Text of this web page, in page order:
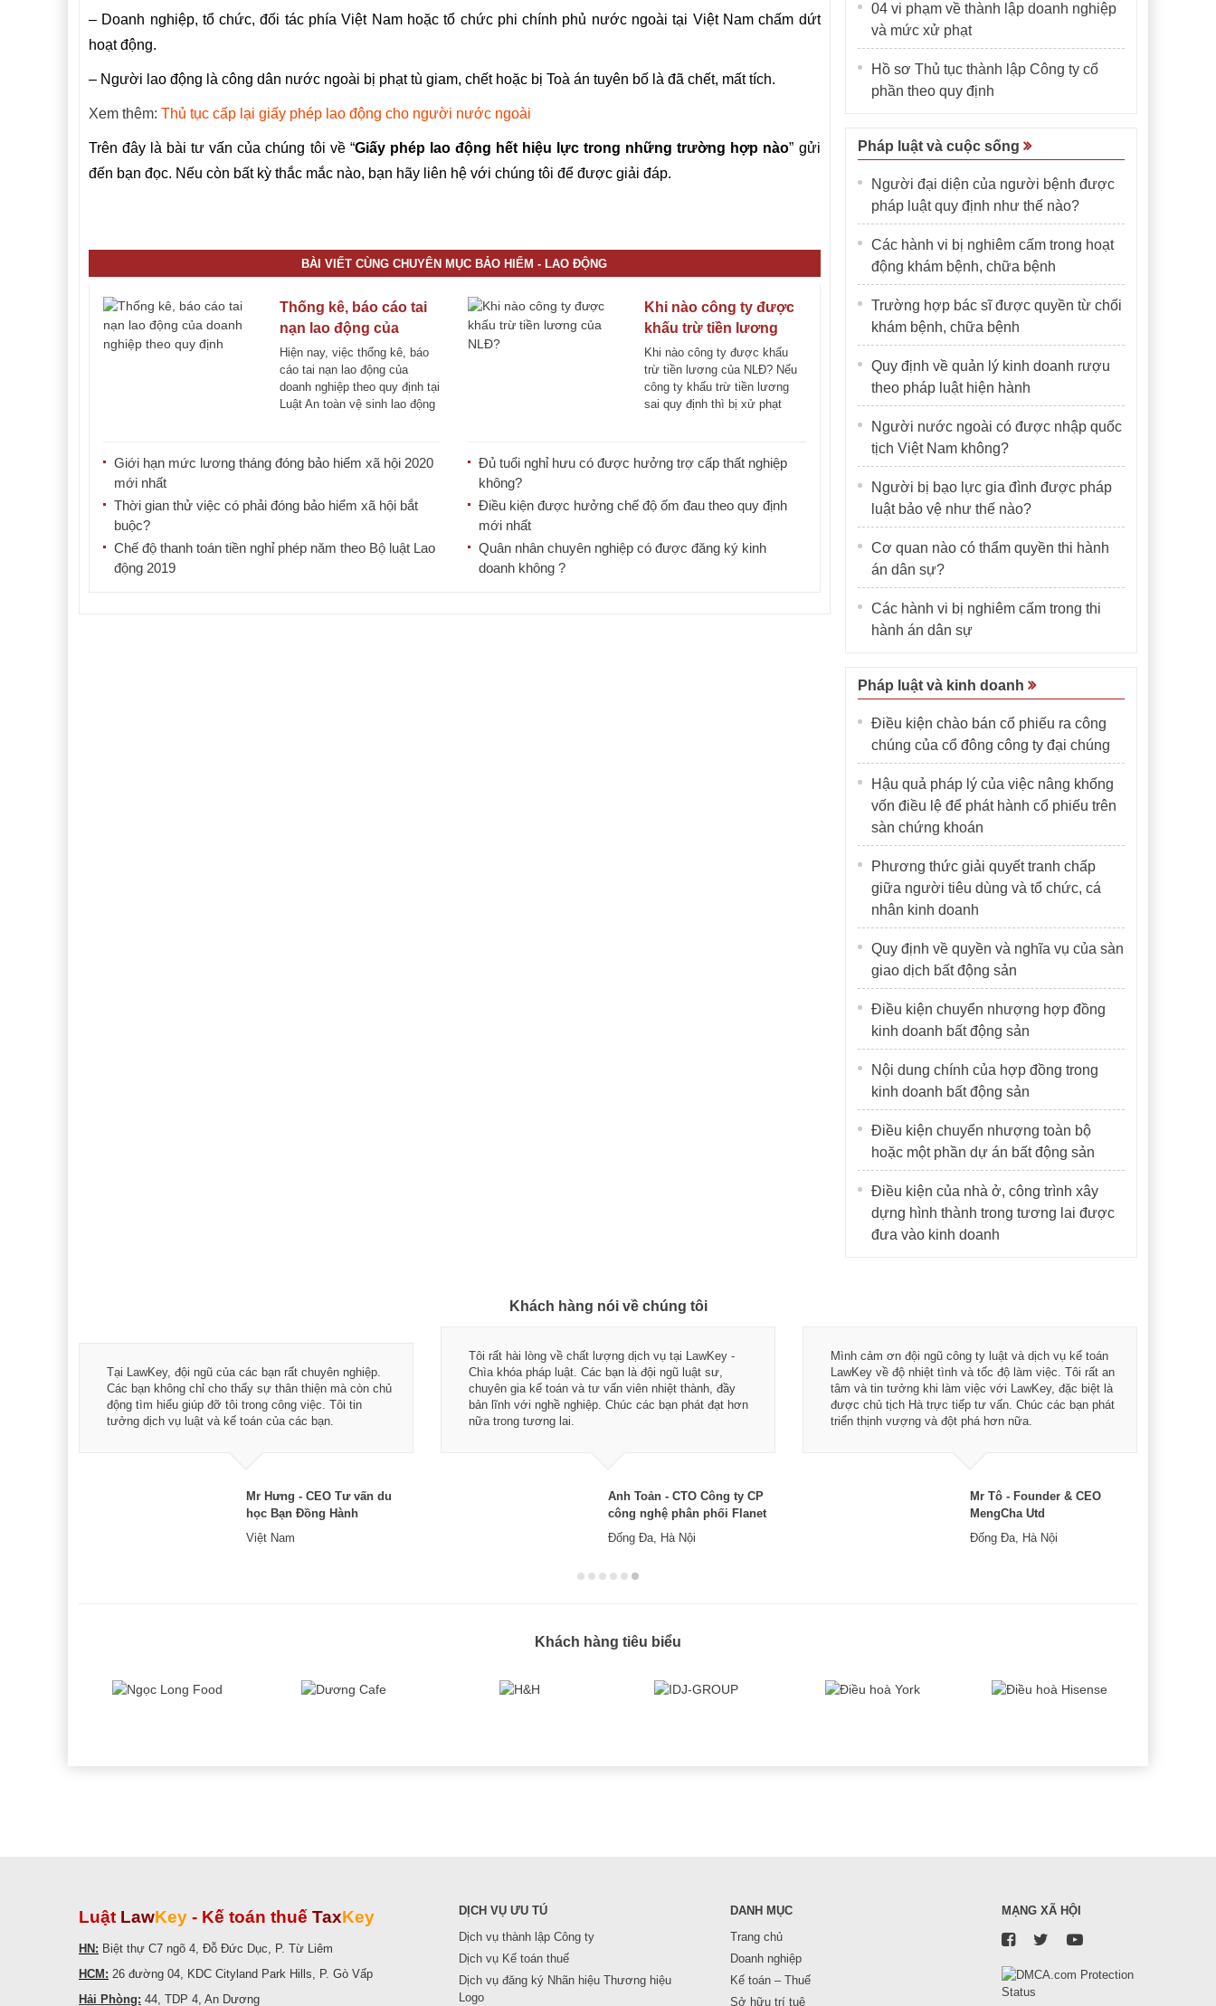
– Doanh nghiệp, tổ chức, đối tác phía Việt Nam hoặc tổ chức phi chính phủ nước ngoài tại Việt Nam chấm dứt
hoạt động.
– Người lao động là công dân nước ngoài bị phạt tù giam, chết hoặc bị Toà án tuyên bố là đã chết, mất tích.
Xem thêm: Thủ tục cấp lại giấy phép lao động cho người nước ngoài
Trên đây là bài tư vấn của chúng tôi về “Giấy phép lao động hết hiệu lực trong những trường hợp nào” gửi
đến bạn đọc. Nếu còn bất kỳ thắc mắc nào, bạn hãy liên hệ với chúng tôi để được giải đáp.
BÀI VIẾT CÙNG CHUYÊN MỤC BẢO HIỂM - LAO ĐỘNG
Thống kê, báo cáo tai
nạn lao động của
doanh nghiệp theo quy
định
Hiện nay, việc thống kê, báo
cáo tai nạn lao động của
doanh nghiệp theo quy định tại
Luật An toàn vệ sinh lao động
Giới hạn mức lương tháng đóng bảo hiểm xã hội 2020
mới nhất
Thời gian thử việc có phải đóng bảo hiểm xã hội bắt
buộc?
Chế độ thanh toán tiền nghỉ phép năm theo Bộ luật Lao
động 2019
Khi nào công ty được
khấu trừ tiền lương
của NLĐ?
Khi nào công ty được khấu
trừ tiền lương của NLĐ? Nếu
công ty khấu trừ tiền lương
sai quy định thì bị xử phạt
Đủ tuổi nghỉ hưu có được hưởng trợ cấp thất nghiệp
không?
Điều kiện được hưởng chế độ ốm đau theo quy định
mới nhất
Quân nhân chuyên nghiệp có được đăng ký kinh
doanh không ?
04 vi phạm về thành lập doanh nghiệp
và mức xử phạt
Hồ sơ Thủ tục thành lập Công ty cổ
phần theo quy định
Pháp luật và cuộc sống
Người đại diện của người bệnh được
pháp luật quy định như thế nào?
Các hành vi bị nghiêm cấm trong hoạt
động khám bệnh, chữa bệnh
Trường hợp bác sĩ được quyền từ chối
khám bệnh, chữa bệnh
Quy định về quản lý kinh doanh rượu
theo pháp luật hiện hành
Người nước ngoài có được nhập quốc
tịch Việt Nam không?
Người bị bạo lực gia đình được pháp
luật bảo vệ như thế nào?
Cơ quan nào có thẩm quyền thi hành
án dân sự?
Các hành vi bị nghiêm cấm trong thi
hành án dân sự
Pháp luật và kinh doanh
Điều kiện chào bán cổ phiếu ra công
chúng của cổ đông công ty đại chúng
Hậu quả pháp lý của việc nâng khống
vốn điều lệ để phát hành cổ phiếu trên
sàn chứng khoán
Phương thức giải quyết tranh chấp
giữa người tiêu dùng và tổ chức, cá
nhân kinh doanh
Quy định về quyền và nghĩa vụ của sàn
giao dịch bất động sản
Điều kiện chuyển nhượng hợp đồng
kinh doanh bất động sản
Nội dung chính của hợp đồng trong
kinh doanh bất động sản
Điều kiện chuyển nhượng toàn bộ
hoặc một phần dự án bất động sản
Điều kiện của nhà ở, công trình xây
dựng hình thành trong tương lai được
đưa vào kinh doanh
Khách hàng nói về chúng tôi
Tại LawKey, đội ngũ của các bạn rất chuyên nghiệp.
Các bạn không chỉ cho thấy sự thân thiện mà còn chủ
động tìm hiểu giúp đỡ tôi trong công việc. Tôi tin
tưởng dịch vụ luật và kế toán của các bạn.
Mr Hưng - CEO Tư vấn du
học Bạn Đồng Hành
Việt Nam
Tôi rất hài lòng về chất lượng dịch vụ tại LawKey -
Chìa khóa pháp luật. Các bạn là đội ngũ luật sư,
chuyên gia kế toán và tư vấn viên nhiệt thành, đầy
bản lĩnh với nghề nghiệp. Chúc các bạn phát đạt hơn
nữa trong tương lai.
Anh Toản - CTO Công ty CP
công nghệ phân phối Flanet
Đống Đa, Hà Nội
Mình cảm ơn đội ngũ công ty luật và dịch vụ kế toán
LawKey về độ nhiệt tình và tốc độ làm việc. Tôi rất an
tâm và tin tưởng khi làm việc với LawKey, đặc biệt là
được chủ tịch Hà trực tiếp tư vấn. Chúc các bạn phát
triển thịnh vượng và đột phá hơn nữa.
Mr Tô - Founder & CEO
MengCha Utd
Đống Đa, Hà Nội
Khách hàng tiêu biểu
Luật LawKey - Kế toán thuế TaxKey
HN: Biệt thự C7 ngõ 4, Đỗ Đức Dục, P. Từ Liêm
HCM: 26 đường 04, KDC Cityland Park Hills, P. Gò Vấp
Hải Phòng: 44, TDP 4, An Dương
DỊCH VỤ ƯU TÚ
Dịch vụ thành lập Công ty
Dịch vụ Kế toán thuế
Dịch vụ đăng ký Nhãn hiệu Thương hiệu
Logo
DANH MỤC
Trang chủ
Doanh nghiệp
Kế toán – Thuế
Sở hữu trí tuệ
MẠNG XÃ HỘI